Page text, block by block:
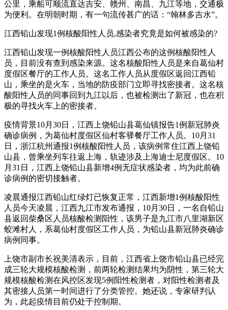
公里，乘船可顺流直达吉安、赣州、南昌、九江等地，交通极
为便利。在明朝时期，有一句流传甚广的话：“翰林多吉水”。
江西铅山发现1例核酸阳性人员,感染者究竟是如何被感染的?
江西铅山发现一例核酸阳性人员江西公布的这例核酸阳性人
员，目前没有查到感染来源。这名核酸阳性人员是来自葛仙村
度假区餐厅的工作人员。这名工作人员从度假区返回江西铅
山，乘坐的是火车，当地的防疫部门立即寻找密接者。这名核
酸阳性人员的同事回到九江以后，也被检测出了新冠，也在积
极的寻找火车上的密接者。
疫情背景10月30日，江西上饶铅山县葛仙镇报告1例新冠肺炎
确诊病例，为葛仙村度假区仙村客驿餐厅工作人员。10月31
日，浙江杭州通报1例核酸阳性人员，该病例常住江西上饶铅
山县，曾乘坐列车往返上海，轨迹涉及上海迪士尼度假区。10
月31日，江西上饶铅山县新增4例无症状感染者，均为此前确
诊病例的密切接触者。
凌晨通报江西铅山红绿灯已恢复正常，江西新增1例核酸阳性
人员今天凌晨，江西九江市发布通报，10月30日，一名自铅山
县返回柴桑区人员核酸检测阳性，该男子是九江市八里湖新区
蛟滩村人，系葛仙村度假区工作人员，为铅山县新冠肺炎确诊
病例同事。
上饶市副市长祝美清表示，目前，江西省上饶市铅山县已经完
成三轮大规模核酸检测，前两轮检测结果均为阴性，第三轮大
规模核酸检测在风控区发现5例阳性检测者，对阳性检测者及
其密接人员第一时间进行了分类管控。她还说，专家研判认
为，此起疫情目前仍处于控制期。